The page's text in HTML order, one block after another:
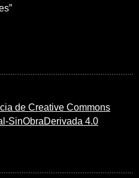
de Creative Commons
SinObraDerivada 4.0